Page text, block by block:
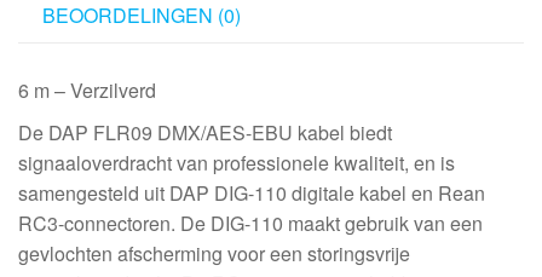
Silver
aantal
BEOORDELINGEN (0)
6 m – Verzilverd
De DAP FLR09 DMX/AES-EBU kabel biedt
signaaloverdracht van professionele kwaliteit, en is
samengesteld uit DAP DIG-110 digitale kabel en Rean
RC3-connectoren. De DIG-110 maakt gebruik van een
gevlochten afscherming voor een storingsvrije